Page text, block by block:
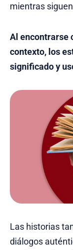
mientras
Al encontrarse
contexto, los
significado y
Las historias
diálogos